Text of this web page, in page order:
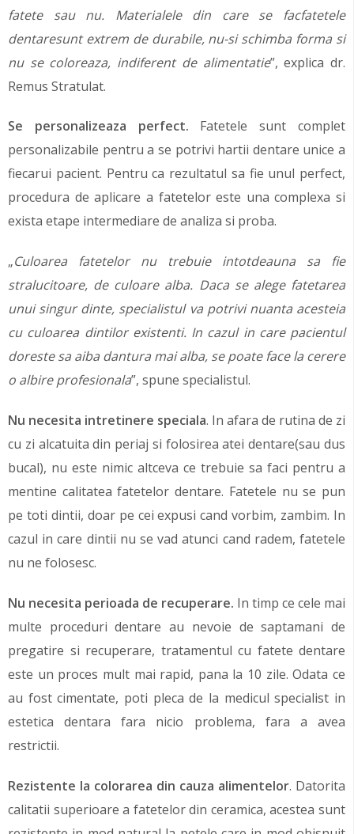
fatete sau nu. Materialele din care se facfatetele
dentaresunt extrem de durabile, nu-si schimba forma si
nu se coloreaza, indiferent de alimentatie”, explica dr.
Remus Stratulat.
Se personalizeaza perfect. Fatetele sunt complet
personalizabile pentru a se potrivi hartii dentare unice a
fiecarui pacient. Pentru ca rezultatul sa fie unul perfect,
procedura de aplicare a fatetelor este una complexa si
exista etape intermediare de analiza si proba.
„Culoarea fatetelor nu trebuie intotdeauna sa fie
stralucitoare, de culoare alba. Daca se alege fatetarea
unui singur dinte, specialistul va potrivi nuanta acesteia
cu culoarea dintilor existenti. In cazul in care pacientul
doreste sa aiba dantura mai alba, se poate face la cerere
o albire profesionala”, spune specialistul.
Nu necesita intretinere speciala. In afara de rutina de zi
cu zi alcatuita din periaj si folosirea atei dentare(sau dus
bucal), nu este nimic altceva ce trebuie sa faci pentru a
mentine calitatea fatetelor dentare. Fatetele nu se pun
pe toti dintii, doar pe cei expusi cand vorbim, zambim. In
cazul in care dintii nu se vad atunci cand radem, fatetele
nu ne folosesc.
Nu necesita perioada de recuperare. In timp ce cele mai
multe proceduri dentare au nevoie de saptamani de
pregatire si recuperare, tratamentul cu fatete dentare
este un proces mult mai rapid, pana la 10 zile. Odata ce
au fost cimentate, poti pleca de la medicul specialist in
estetica dentara fara nicio problema, fara a avea
restrictii.
Rezistente la colorarea din cauza alimentelor. Datorita
calitatii superioare a fatetelor din ceramica, acestea sunt